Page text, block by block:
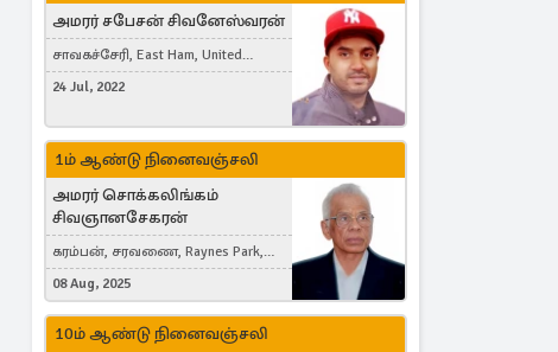
அமரர் சபேசன் சிவனேஸ்வரன்
சாவகச்சேரி, East Ham, United
Kingdom
24 Jul, 2022
1ம் ஆண்டு நினைவஞ்சலி
அமரர் சொக்கலிங்கம்
சிவஞானசேகரன்
கரம்பன், சரவணை, Raynes Park,
London, United Kingdom
08 Aug, 2025
10ம் ஆண்டு நினைவஞ்சலி